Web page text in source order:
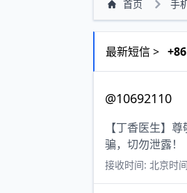
首页 手
最新短信 >
@10692110
【丁香医生】
骗，切勿泄露！
接收时间: 北京时